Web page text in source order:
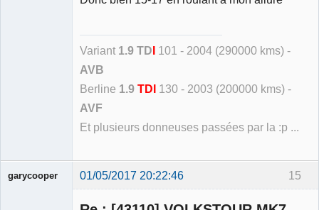
Variant 1.9 TD 101 - 2004 (290000 kms) -
AVB
Berline 1.9 TDI 130 - 2003 (200000 kms) -
AVF
Et plusieurs donneuses passées par la :p ...
15
garycooper 01/05/2017 20:22:46